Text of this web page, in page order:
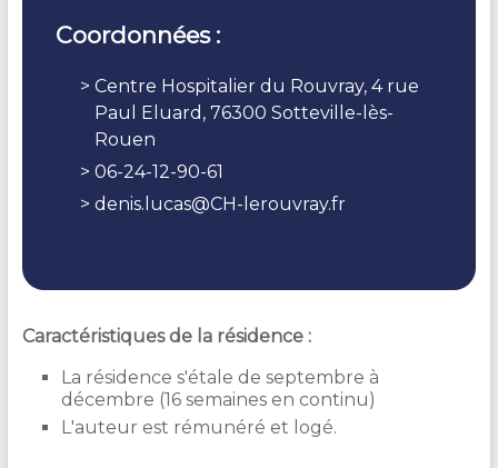
Coordonnées :
Centre Hospitalier du Rouvray, 4 rue
Paul Eluard, 76300 Sotteville-lès-
Rouen
06-24-12-90-61
denis.lucas@CH-lerouvray.fr
Caractéristiques de la résidence :
La résidence s'étale de septembre à
décembre (16 semaines en continu)
L'auteur est rémunéré et logé.